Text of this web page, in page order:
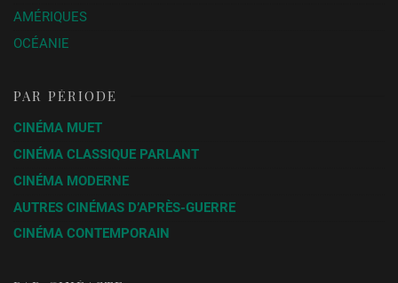
AMÉRIQUES
OCÉANIE
PAR PÉRIODE
CINÉMA MUET
CINÉMA CLASSIQUE PARLANT
CINÉMA MODERNE
AUTRES CINÉMAS D’APRÈS-GUERRE
CINÉMA CONTEMPORAIN